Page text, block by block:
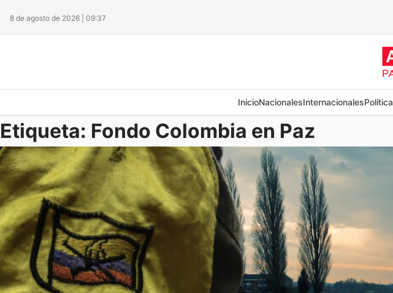
8 de agosto de 2026 | 09:37
InicioNacionalesInternacionalesPolítica
Etiqueta: Fondo Colombia en Paz